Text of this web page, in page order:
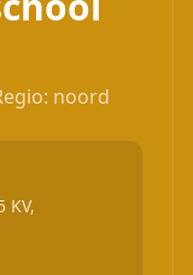
noord
KV,